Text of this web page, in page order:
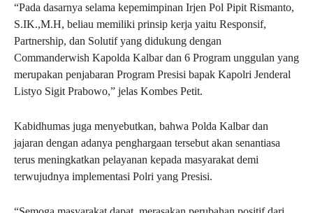
“Pada dasarnya selama kepemimpinan Irjen Pol Pipit Rismanto,
S.IK.,M.H, beliau memiliki prinsip kerja yaitu Responsif,
Partnership, dan Solutif yang didukung dengan
Commanderwish Kapolda Kalbar dan 6 Program unggulan yang
merupakan penjabaran Program Presisi bapak Kapolri Jenderal
Listyo Sigit Prabowo,” jelas Kombes Petit.
Kabidhumas juga menyebutkan, bahwa Polda Kalbar dan
jajaran dengan adanya penghargaan tersebut akan senantiasa
terus meningkatkan pelayanan kepada masyarakat demi
terwujudnya implementasi Polri yang Presisi.